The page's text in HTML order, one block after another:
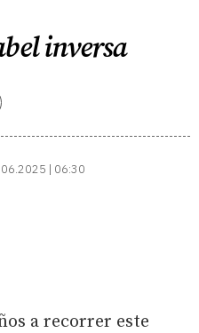
inversa
| 06:30
a recorrer este